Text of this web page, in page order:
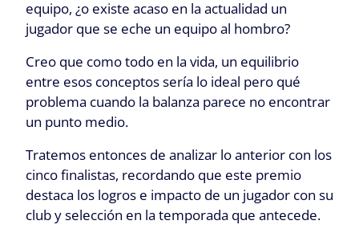
equipo, ¿o existe acaso en la actualidad un
jugador que se eche un equipo al hombro?
Creo que como todo en la vida, un equilibrio
entre esos conceptos sería lo ideal pero qué
problema cuando la balanza parece no encontrar
un punto medio.
Tratemos entonces de analizar lo anterior con los
cinco finalistas, recordando que este premio
destaca los logros e impacto de un jugador con su
club y selección en la temporada que antecede.